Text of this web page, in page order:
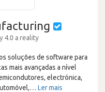
4.0 a reality
soluções de software para
mais avançadas a nível
electrónica,
… Ler mais